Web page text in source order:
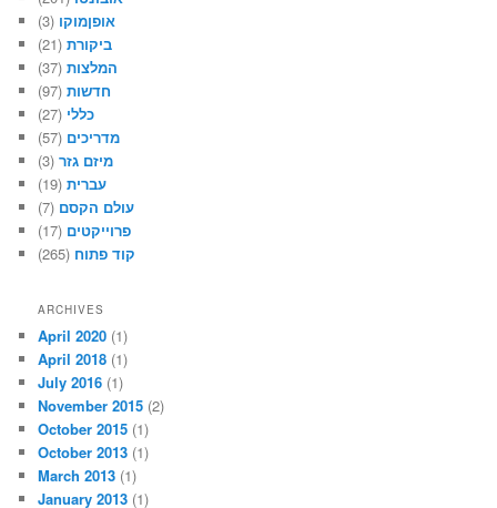
אופןמוקו (3)
ביקורת(21)
המלצות(37)
חדשות(97)
כללי (27)
מדריכים (57)
מיזם גזר(3)
עברית(19)
עולם הקסם (7)
פרוייקטים (17)
קוד פתוח (265)
ARCHIVES
April 2020 (1)
April 2018 (1)
July 2016 (1)
November 2015 (2)
October 2015 (1)
October 2013 (1)
March 2013 (1)
January 2013 (1)